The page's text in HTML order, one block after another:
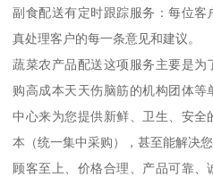
副食配送有定时跟踪服务：每位客
真处理客户的每一条意见和建议。
蔬菜农产品配送这项服务主要是
购高成本天天伤脑筋的机构团体
中心来为您提供新鲜、卫生、安
本（统一集中采购），甚至能解决您
顾客至上、价格合理、产品可靠